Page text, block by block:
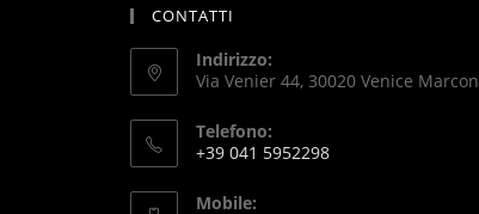
CONTATTI
Indirizzo:
Via Venier 44, 30020 Venice Marcon
Telefono:
+39 041 5952298
Mobile: